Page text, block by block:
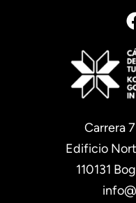
Carrera
Edificio
110131